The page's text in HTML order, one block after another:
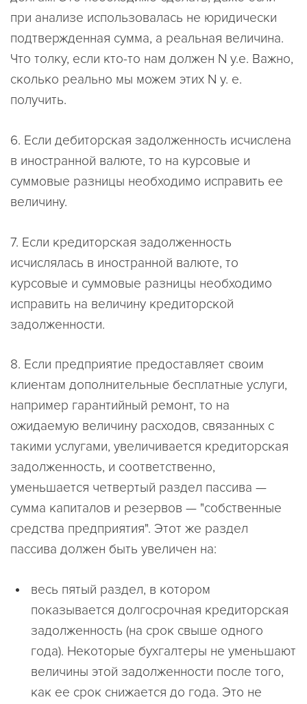
при анализе использовалась не юридически
подтвержденная сумма, а реальная величина.
Что толку, если кто-то нам должен N у.е. Важно,
сколько реально мы можем этих N у. е.
получить.
6. Если дебиторская задолженность исчислена
в иностранной валюте, то на курсовые и
суммовые разницы необходимо исправить ее
величину.
7. Если кредиторская задолженность
исчислялась в иностранной валюте, то
курсовые и суммовые разницы необходимо
исправить на величину кредиторской
задолженности.
8. Если предприятие предоставляет своим
клиентам дополнительные бесплатные услуги,
например гарантийный ремонт, то на
ожидаемую величину расходов, связанных с
такими услугами, увеличивается кредиторская
задолженность, и соответственно,
уменьшается четвертый раздел пассива —
сумма капиталов и резервов — "собственные
средства предприятия". Этот же раздел
пассива должен быть увеличен на:
весь пятый раздел, в котором
показывается долгосрочная кредиторская
задолженность (на срок свыше одного
года). Некоторые бухгалтеры не уменьшают
величины этой задолженности после того,
как ее срок снижается до года. Это не